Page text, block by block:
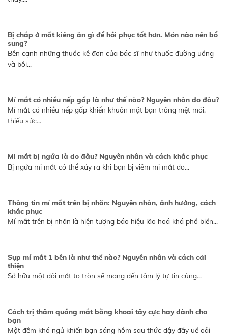
Bị chắp ở mắt kiêng ăn gì để hồi phục tốt hơn. Món nào nên bổ
sung?
Bên cạnh những thuốc kê đơn của bác sĩ như thuốc đường uống
và bôi...
Mí mắt có nhiều nếp gấp là như thế nào? Nguyên nhân do đâu?
Mí mắt có nhiều nếp gấp khiến khuôn mặt bạn trông mệt mỏi,
thiếu sức...
Mi mắt bị ngứa là do đâu? Nguyên nhân và cách khắc phục
Bị ngứa mi mắt có thể xảy ra khi bạn bị viêm mi mắt do...
Thông tin mí mắt trên bị nhăn: Nguyên nhân, ảnh hưởng, cách
khắc phục
Mí mắt trên bị nhăn là hiện tượng báo hiệu lão hoá khá phổ biến...
Sụp mí mắt 1 bên là như thế nào? Nguyên nhân và cách cải
thiện
Sở hữu một đôi mắt to tròn sẽ mang đến tâm lý tự tin cùng...
Cách trị thâm quầng mắt bằng khoai tây cực hay dành cho
bạn
Một đêm khó ngủ khiến bạn sáng hôm sau thức dậy đầy uể oải